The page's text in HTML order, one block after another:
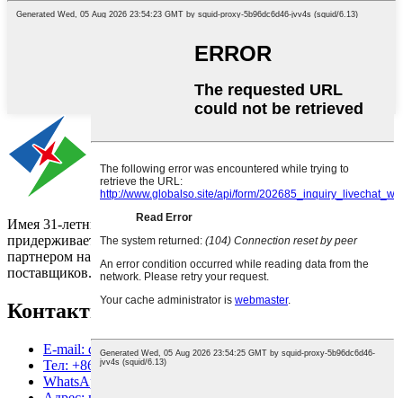
Имея 31-летний опыт работы в области упаковки, DQ PACK
придерживается философии, стремясь стать лучшим
партнером на местном рынке для глобальных клиентов и
поставщиков.
Контактная информация
E-mail: dqpack@danqing.net
Тел: +8618125839585
WhatsApp: +8618125839585